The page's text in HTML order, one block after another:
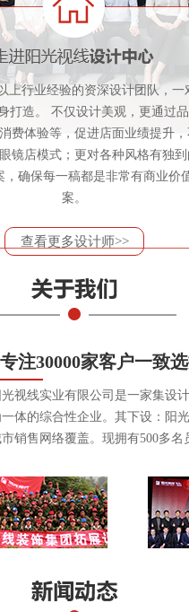
上行业经验的资深设计团队，一
打造。 不仅设计美观，更通过
费体验等，促进店面业绩提升
镜店模式；更对各种风格有独
，确保每一稿都是非常有商业价
案。
查看更多设计师>>
注30000家客户一致
视线实业有限公司是一家集设
体的综合性企业。其下设：阳
销售网络覆盖。现拥有500多